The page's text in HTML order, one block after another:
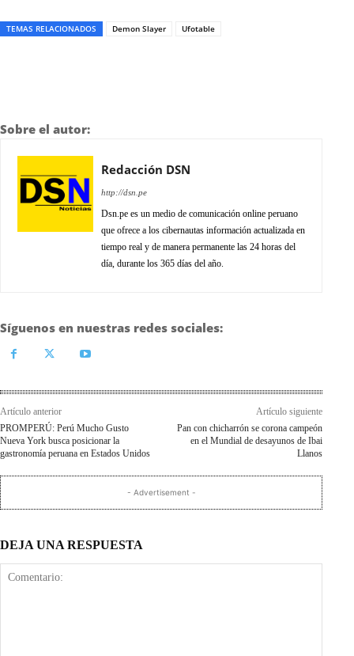
TEMAS RELACIONADOS Demon Slayer Ufotable
Sobre el autor:
Redacción DSN
http://dsn.pe
Dsn.pe es un medio de comunicación online peruano
que ofrece a los cibernautas información actualizada en
tiempo real y de manera permanente las 24 horas del
día, durante los 365 días del año.
Síguenos en nuestras redes sociales:
Artículo anterior
PROMPERÚ: Perú Mucho Gusto
Nueva York busca posicionar la
gastronomía peruana en Estados Unidos
Artículo siguiente
Pan con chicharrón se corona campeón
en el Mundial de desayunos de Ibai
Llanos
- Advertisement -
DEJA UNA RESPUESTA